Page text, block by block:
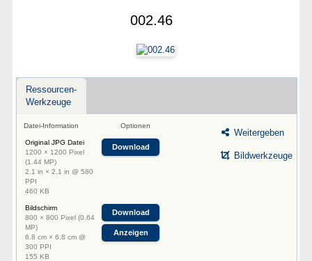
002.46
Ressourcen-
Werkzeuge
Datei-Information Optionen
Original JPG Datei
1200 × 1200 Pixel
(1.44 MP)
2.1 in × 2.1 in @ 580
PPI
460 KB
Download
Bildschirm
800 × 800 Pixel (0.64
MP)
6.8 cm × 6.8 cm @
300 PPI
155 KB
Download
Anzeigen
Weitergeben
Bildwerkzeuge